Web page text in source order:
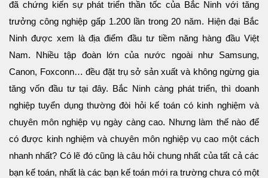
đã chứng kiến sự phát triển thần tốc của Bắc Ninh với tăng
trưởng công nghiệp gấp 1.200 lần trong 20 năm. Hiện đại Bắc
Ninh được xem là địa điểm đầu tư tiềm năng hàng đầu Việt
Nam. Nhiều tập đoàn lớn của nước ngoài như Samsung,
Canon, Foxconn… đều đặt trụ sở sản xuất và không ngừng gia
tăng vốn đầu tư tại đây. Bắc Ninh càng phát triển, thì doanh
nghiệp tuyển dụng thường đòi hỏi kế toán có kinh nghiệm và
chuyên môn nghiệp vụ ngày càng cao. Nhưng làm thế nào để
có được kinh nghiệm và chuyên môn nghiệp vụ cao một cách
nhanh nhất? Có lẽ đó cũng là câu hỏi chung nhất của tất cả các
bạn kế toán, nhất là các bạn kế toán mới ra trường chưa có một